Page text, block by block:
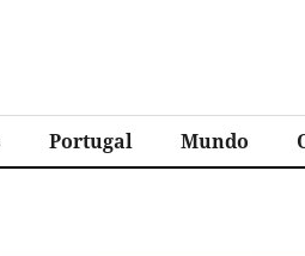
Portugal Mundo